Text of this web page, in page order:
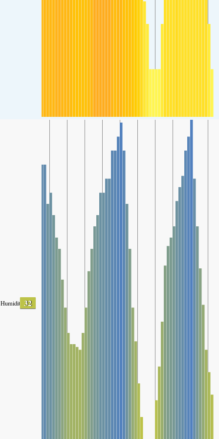
Humidity 32